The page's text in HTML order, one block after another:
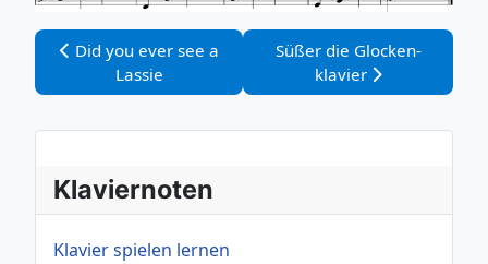
Vorheriger Beitrag: Did you ever see a Lassie
Did you ever see a
Lassie
Nächster Beitrag: Süßer
Süßer die Glocken-
klavier
Klaviernoten
Klavier spielen lernen